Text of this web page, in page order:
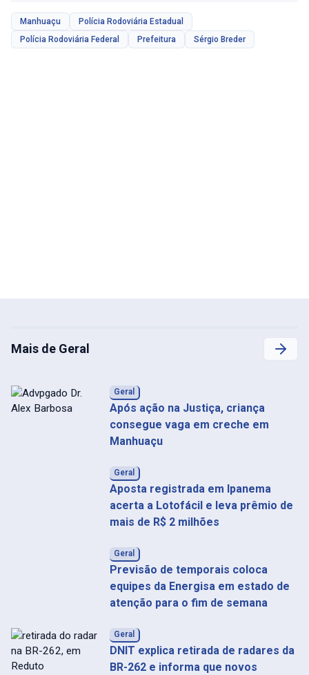
Manhuaçu
Polícia Rodoviária Estadual
Polícia Rodoviária Federal
Prefeitura Sérgio Breder
Mais de Geral
Geral
Após ação na Justiça, criança
consegue vaga em creche em
Manhuaçu
Geral
Aposta registrada em Ipanema
acerta a Lotofácil e leva prêmio de
mais de R$ 2 milhões
Geral
Previsão de temporais coloca
equipes da Energisa em estado de
atenção para o fim de semana
Geral
DNIT explica retirada de radares da
BR-262 e informa que novos